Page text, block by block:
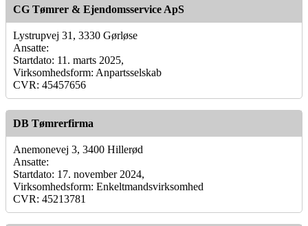
CG Tømrer & Ejendomsservice ApS
Lystrupvej 31, 3330 Gørløse
Ansatte:
Startdato: 11. marts 2025,
Virksomhedsform: Anpartsselskab
CVR: 45457656
DB Tømrerfirma
Anemonevej 3, 3400 Hillerød
Ansatte:
Startdato: 17. november 2024,
Virksomhedsform: Enkeltmandsvirksomhed
CVR: 45213781